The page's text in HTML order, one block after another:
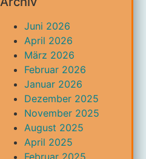
Juni 2026
April 2026
März 2026
Februar 2026
Januar 2026
Dezember 2025
November 2025
August 2025
April 2025
Februar 2025